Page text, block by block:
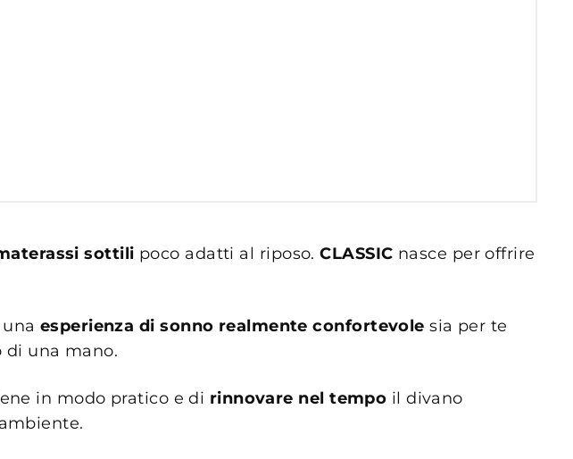
sottili poco adatti al riposo.CLASSIC nasce per offrire
esperienza di sonno realmente confortevole sia per te
di una mano.
in modo pratico e di rinnovare nel tempo il divano